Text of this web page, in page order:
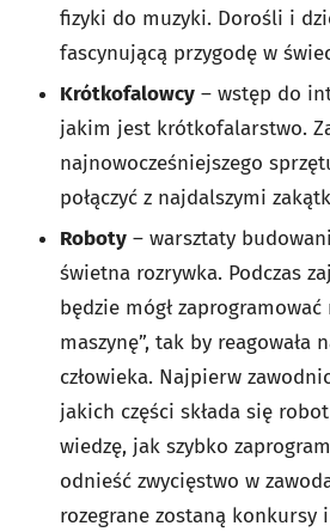
fizyki do muzyki. Dorośli i
fascynującą przygodę w
Krótkofalowcy – wstęp do
jakim jest krótkofalarstwo.
najnowocześniejszego
połączyć z najdalszymi
Roboty – warsztaty
świetna rozrywka. Podczas
będzie mógł
maszynę”, tak by reagowała
człowieka. Najpierw
jakich części składa się
wiedzę, jak szybko
odnieść zwycięstwo w
rozegrane zostaną konkursy